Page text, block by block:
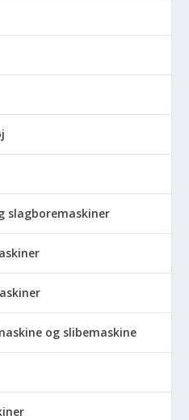
slagboremaskiner
og slibemaskine